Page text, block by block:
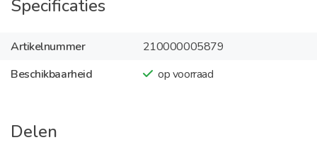
Specificaties
Artikelnummer
210000005879
Beschikbaarheid
op voorraad
Delen